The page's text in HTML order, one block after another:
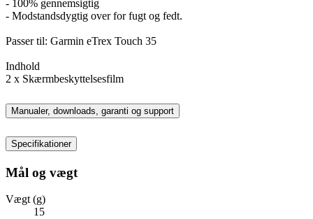
- 100% gennemsigtig
- Modstandsdygtig over for fugt og fedt.
Passer til: Garmin eTrex Touch 35
Indhold
2 x Skærmbeskyttelsesfilm
Manualer, downloads, garanti og support
Specifikationer
Mål og vægt
Vægt (g)
15